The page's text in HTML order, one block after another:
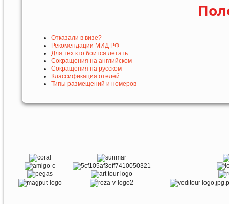
Отказали в визе?
Рекомендации МИД РФ
Для тех кто боится летать
Сокращения на английском
Сокращения на русском
Классификация отелей
Типы размещений и номеров